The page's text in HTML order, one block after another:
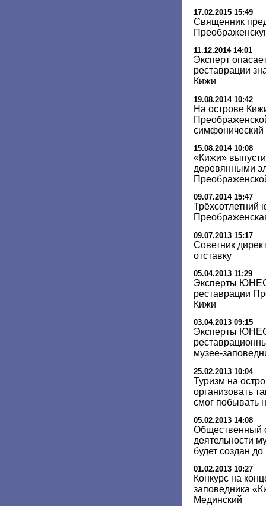
17.02.2015 15:49
Священник
11.12.2014 14:01
Эксперт
реставрации
Кижи
19.08.2014 10:42
На острове
симфонический
15.08.2014 10:08
«Кижи»
деревянными
09.07.2014 15:47
Трёхсотлетний
09.07.2013 15:17
Советник
отставку
05.04.2013 11:29
Эксперты
реставрации
Кижи
03.04.2013 09:15
Эксперты
музее-
25.02.2013 10:04
Туризм на
организовать
смог побывать
05.02.2013 14:08
Общественный
деятельности
будет создан
01.02.2013 10:27
Конкурс на
заповедника
Мединский